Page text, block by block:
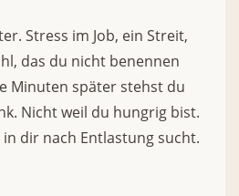
Stress im Job, ein Streit,
das du nicht benennen
Minuten später stehst du
Nicht weil du hungrig bist.
dir nach Entlastung sucht.